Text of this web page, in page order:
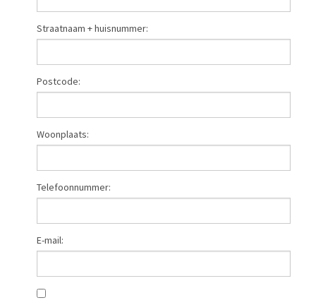
Straatnaam + huisnummer:
Postcode:
Woonplaats:
Telefoonnummer:
E-mail: